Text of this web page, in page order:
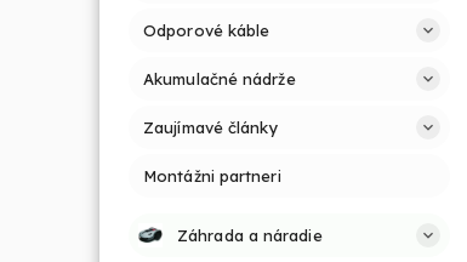
Odporové káble
Akumulačné nádrže
Zaujímavé články
Montážni partneri
Záhrada a náradie